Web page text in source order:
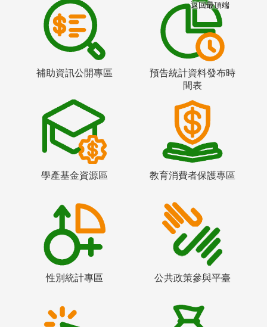
補助資訊公開專區
預告統計資料發布時
間表
學產基金資源區 教育消費者保護專區
性別統計專區 公共政策參與平臺
返回最頂端